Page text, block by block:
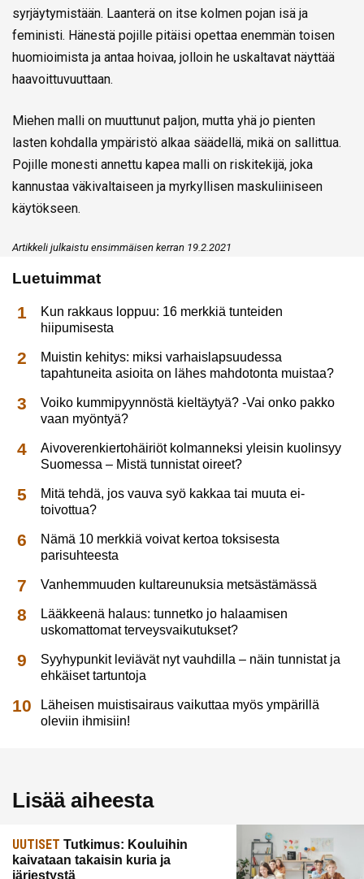
syrjäytymistään. Laanterä on itse kolmen pojan isä ja
feministi. Hänestä pojille pitäisi opettaa enemmän toisen
huomioimista ja antaa hoivaa, jolloin he uskaltavat näyttää
haavoittuvuuttaan.
Miehen malli on muuttunut paljon, mutta yhä jo pienten
lasten kohdalla ympäristö alkaa säädellä, mikä on sallittua.
Pojille monesti annettu kapea malli on riskitekijä, joka
kannustaa väkivaltaiseen ja myrkyllisen maskuliiniseen
käytökseen.
Artikkeli julkaistu ensimmäisen kerran 19.2.2021
Luetuimmat
Kun rakkaus loppuu: 16 merkkiä tunteiden
hiipumisesta
Muistin kehitys: miksi varhaislapsuudessa
tapahtuneita asioita on lähes mahdotonta muistaa?
Voiko kummipyynnöstä kieltäytyä? -Vai onko pakko
vaan myöntyä?
Aivoverenkiertohäiriöt kolmanneksi yleisin kuolinsyy
Suomessa – Mistä tunnistat oireet?
Mitä tehdä, jos vauva syö kakkaa tai muuta ei-
toivottua?
Nämä 10 merkkiä voivat kertoa toksisesta
parisuhteesta
Vanhemmuuden kultareunuksia metsästämässä
Lääkkeenä halaus: tunnetko jo halaamisen
uskomattomat terveysvaikutukset?
Syyhypunkit leviävät nyt vauhdilla – näin tunnistat ja
ehkäiset tartuntoja
Läheisen muistisairaus vaikuttaa myös ympärillä
oleviin ihmisiin!
Lisää aiheesta
UUTISET Tutkimus: Kouluihin
kaivataan takaisin kuria ja
järjestystä